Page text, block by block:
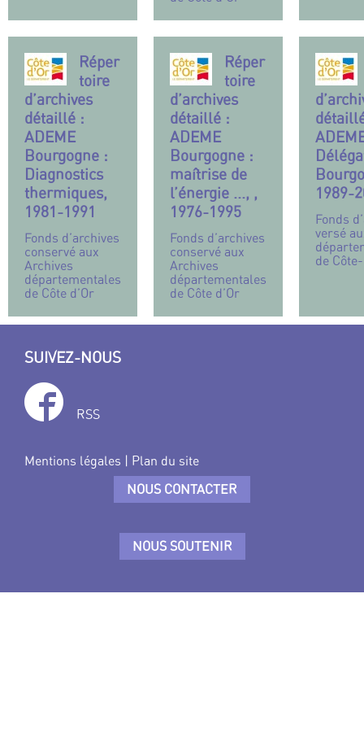
Réper
toire
d’archives
détaillé :
ADEME
Bourgogne :
Diagnostics
thermiques,
1981-1991
Fonds d’archives
conservé aux
Archives
départementales
de Côte d’Or
Réper
toire
d’archives
détaillé :
ADEME
Bourgogne :
maîtrise de
l’énergie ..., ,
1976-1995
Fonds d’archives
conservé aux
Archives
départementales
de Côte d’Or
1989-
Fonds
versé
de
SUIVEZ-NOUS
RSS
Mentions légales | Plan du site
NOUS CONTACTER
NOUS SOUTENIR